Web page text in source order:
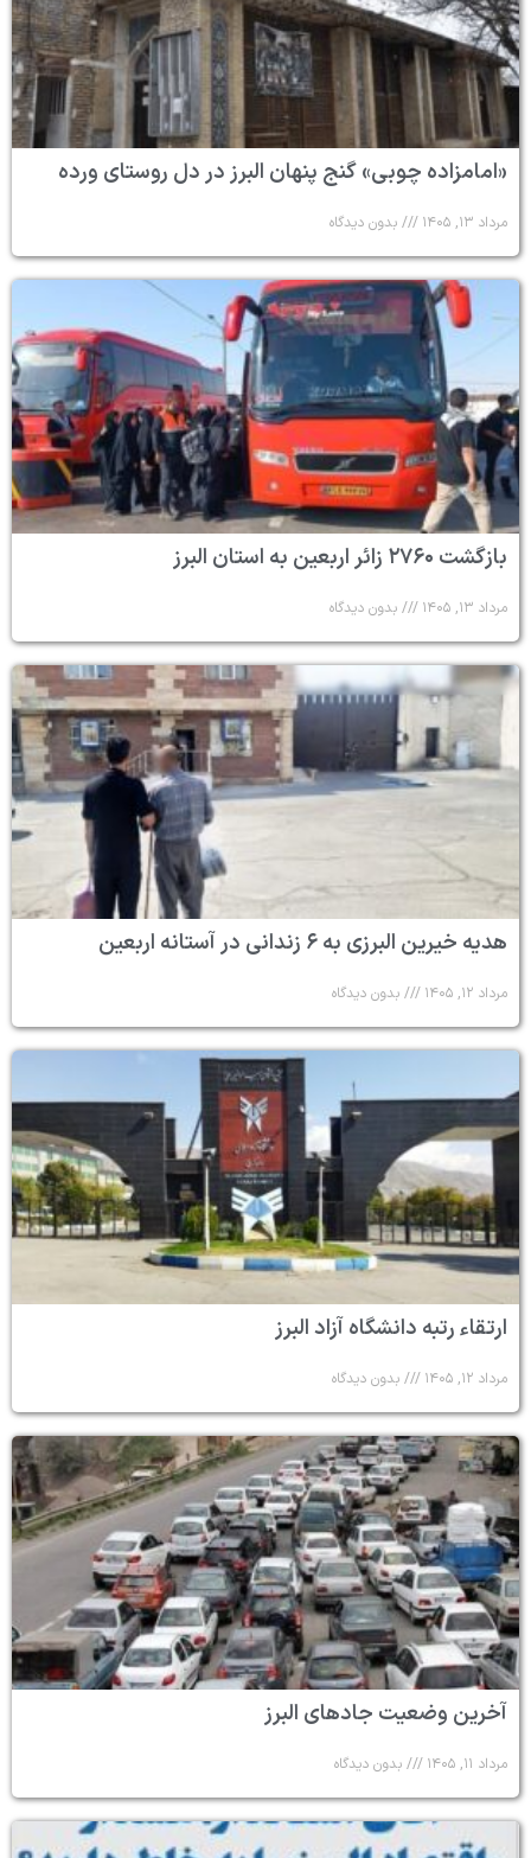
«امامزاده چوبی» گنج پنهان البرز در دل روستای ورده
مرداد ۱۳, ۱۴۰۵ بدون دیدگاه
بازگشت ۲۷۶۰ زائر اربعین به استان البرز
مرداد ۱۳, ۱۴۰۵ بدون دیدگاه
هدیه خیرین البرزی به ۶ زندانی در آستانه اربعین
مرداد ۱۲, ۱۴۰۵ بدون دیدگاه
ارتقاء رتبه دانشگاه آزاد البرز
مرداد ۱۲, ۱۴۰۵ بدون دیدگاه
آخرین وضعیت جادهای البرز
مرداد ۱۱, ۱۴۰۵ بدون دیدگاه